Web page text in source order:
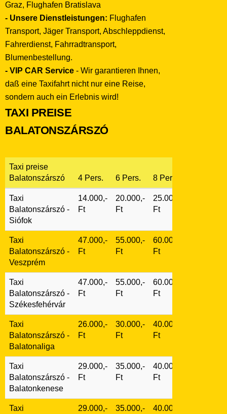
Graz, Flughafen Bratislava
- Unsere Dienstleistungen: Flughafen
Transport, Jäger Transport, Abschleppdienst,
Fahrerdienst, Fahrradtransport,
Blumenbestellung.
- VIP CAR Service - Wir garantieren Ihnen,
daß eine Taxifahrt nicht nur eine Reise,
sondern auch ein Erlebnis wird!
TAXI PREISE
BALATONSZÁRSZÓ
Taxi preise
Balatonszárszó
4 Pers. 6 Pers. 8 Pers.
Taxi
Balatonszárszó -
Siófok
14.000,-
Ft
20.000,-
Ft
25.000,-
Ft
Taxi
Balatonszárszó -
Veszprém
47.000,-
Ft
55.000,-
Ft
60.000,-
Ft
Taxi
Balatonszárszó -
Székesfehérvár
47.000,-
Ft
55.000,-
Ft
60.000,-
Ft
Taxi
Balatonszárszó -
Balatonaliga
26.000,-
Ft
30.000,-
Ft
40.000,-
Ft
Taxi
Balatonszárszó -
Balatonkenese
29.000,-
Ft
35.000,-
Ft
40.000,-
Ft
Taxi 29.000,- 35.000,- 40.000,-